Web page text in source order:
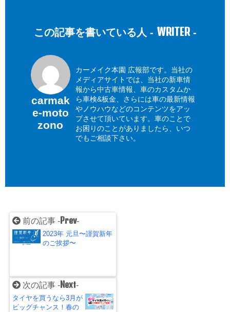
この記事を書いている人 - WRITER-
carmak
e-moto
zono
カーメイク本園 広報部です。当社の
メディアサイトでは、当社の新車情
報から中古車情報、車のカスタムか
ら車検&板金、さらには車の最新情報
やノウハウなどのコンテンツをアッ
プさせて頂いています。車のことで
お困りのことがありましたら、いつ
でもご相談下さい。
前の記事 - Prev-
2023年 元旦〜謹賀新年
のご挨拶〜
次の記事 - Next-
タイヤを買うなら3月が
ビッグチャンス！春の